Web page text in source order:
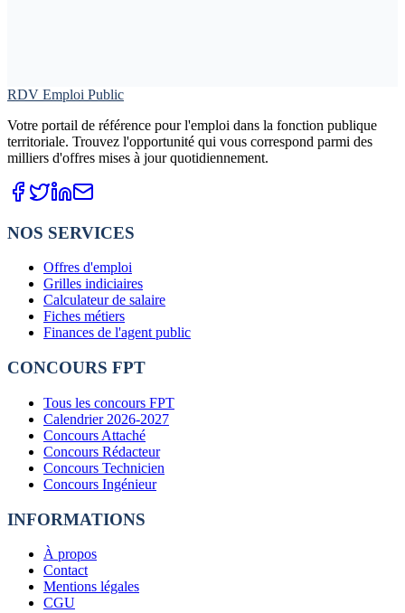
RDV Emploi Public
Votre portail de référence pour l'emploi dans la fonction publique
territoriale. Trouvez l'opportunité qui vous correspond parmi des
milliers d'offres mises à jour quotidiennement.
NOS SERVICES
Offres d'emploi
Grilles indiciaires
Calculateur de salaire
Fiches métiers
Finances de l'agent public
CONCOURS FPT
Tous les concours FPT
Calendrier 2026-2027
Concours Attaché
Concours Rédacteur
Concours Technicien
Concours Ingénieur
INFORMATIONS
À propos
Contact
Mentions légales
CGU